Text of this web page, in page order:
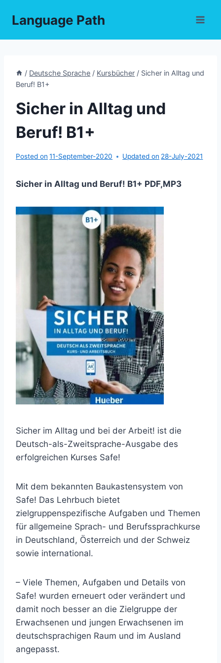
Language Path
/ Deutsche Sprache / Kursbücher / Sicher in Alltag und
Beruf! B1+
Sicher in Alltag und
Beruf! B1+
Posted on 11-September-2020 Updated on 28-July-2021
Sicher in Alltag und Beruf! B1+ PDF,MP3
Sicher im Alltag und bei der Arbeit! ist die
Deutsch-als-Zweitsprache-Ausgabe des
erfolgreichen Kurses Safe!
Mit dem bekannten Baukastensystem von
Safe! Das Lehrbuch bietet
zielgruppenspezifische Aufgaben und Themen
für allgemeine Sprach- und Berufssprachkurse
in Deutschland, Österreich und der Schweiz
sowie international.
– Viele Themen, Aufgaben und Details von
Safe! wurden erneuert oder verändert und
damit noch besser an die Zielgruppe der
Erwachsenen und jungen Erwachsenen im
deutschsprachigen Raum und im Ausland
angepasst.